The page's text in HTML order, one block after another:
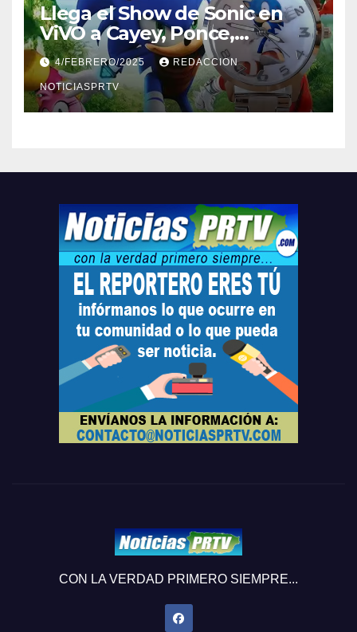
Llega el Show de Sonic en
ViVO a Cayey, Ponce,
Barceloneta y Humacao,
Relojes gratis para el que
compre ahora….
4/FEBRERO/2025 REDACCION
NOTICIASPRTV
CON LA VERDAD PRIMERO SIEMPRE...